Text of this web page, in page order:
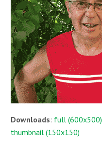
Downloads: full (600x500)
thumbnail (150x150)